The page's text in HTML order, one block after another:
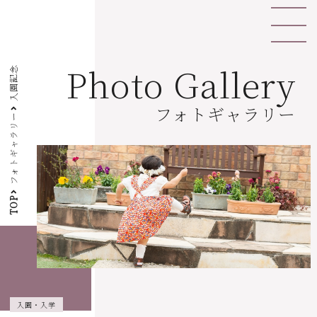
Photo Gallery
フォトギャラリー
TOP
フォトギャラリー
入園記念
入園・入学